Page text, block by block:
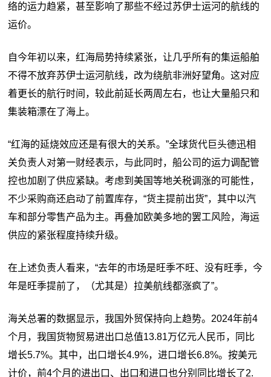
络的运力趋紧，甚至影响了那些不经过苏伊士运河的航线的
运价。
自今年初以来，红海局势持续紧张，让几乎所有的集运船舶
不得不放弃苏伊士运河航线，改为绕航非洲好望角。这对应
着更长的航行时间，较此前延长两周左右，也让大量船只和
集装箱漂在了海上。
“红海的延烧效应还是有很大的关系。”全球货代巨头德迅相
关负责人对第一财经表示，与此同时，船公司的运力调配管
控也加剧了供应紧缺。考虑到美国等地关税调涨的可能性，
不少采购商还启动了前置库存，“货主提前出货”，其中以汽
车和部分零售产品为主。再叠加欧美多地的罢工风险，海运
供应的紧张程度持续升级。
在上述负责人看来，“去年的市场是旺季不旺、没有旺季，今
年是旺季提前了，（尤其是）拉美航线都涨疯了”。
海关总署的数据显示，我国外贸保持向上趋势。2024年前4
个月，我国货物贸易进出口总值13.81万亿元人民币，同比
增长5.7%。其中，出口增长4.9%，进口增长6.8%。按美元
计价，前4个月的进出口、出口和进口也分别同比增长了2.